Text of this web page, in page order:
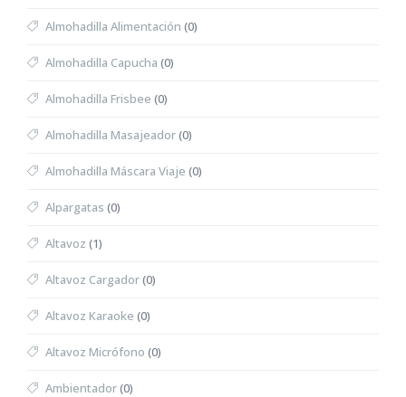
Almohadilla Alimentación (0)
Almohadilla Capucha (0)
Almohadilla Frisbee (0)
Almohadilla Masajeador(0)
Almohadilla Máscara Viaje (0)
Alpargatas (0)
Altavoz (1)
Altavoz Cargador(0)
Altavoz Karaoke (0)
Altavoz Micrófono (0)
Ambientador(0)